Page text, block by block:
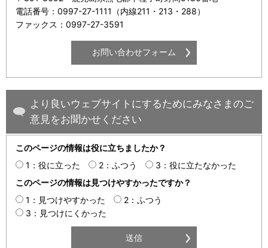
電話番号：0997-27-1111（内線211・213・288）
ファックス：0997-27-3591
より良いウェブサイトにするためにみなさまのご
意見をお聞かせください
このページの情報は役に立ちましたか？
1：役に立った
2：ふつう
3：役に立たなかった
このページの情報は見つけやすかったですか？
1：見つけやすかった
2：ふつう
3：見つけにくかった